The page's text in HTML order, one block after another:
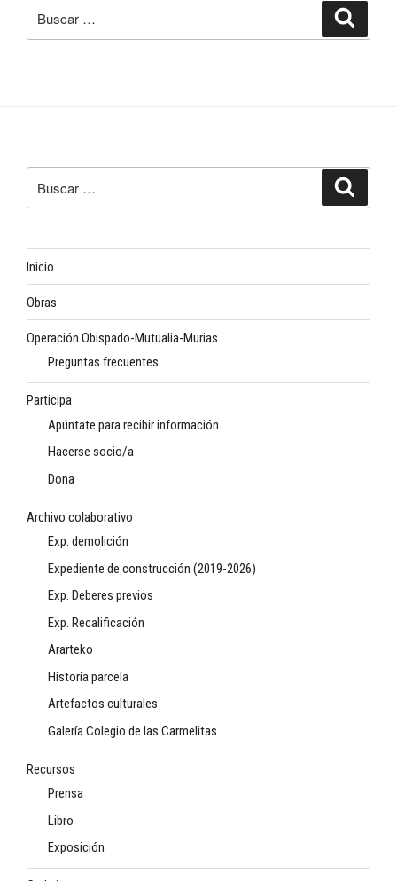
por:
por:
Inicio
Obras
Operación Obispado-Mutualia-Murias
Preguntas frecuentes
Participa
Apúntate para recibir información
Hacerse socio/a
Dona
Archivo colaborativo
Exp. demolición
Expediente de construcción (2019-2026)
Exp. Deberes previos
Exp. Recalificación
Ararteko
Historia parcela
Artefactos culturales
Galería Colegio de las Carmelitas
Recursos
Prensa
Libro
Exposición